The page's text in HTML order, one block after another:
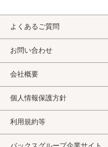
よくあるご質問
お問い合わせ
会社概要
個人情報保護方針
利用規約等